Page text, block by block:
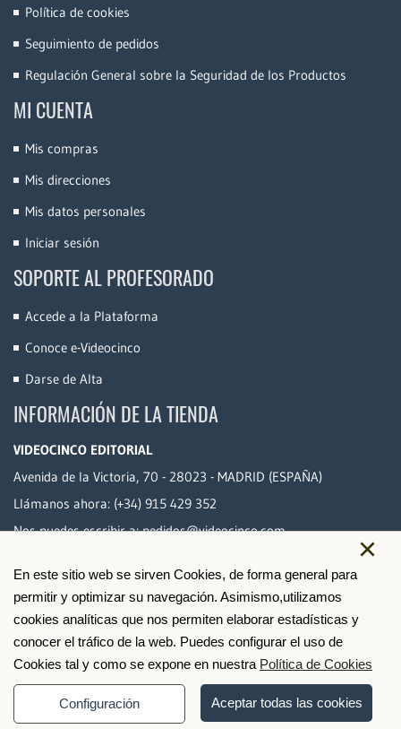
×
En este sitio web se sirven Cookies, de forma general para
permitir y optimizar su navegación. Asimismo,utilizamos
cookies analíticas que nos permiten elaborar estadísticas y
conocer el tráfico de la web. Puedes configurar el uso de
Cookies tal y como se expone en nuestra Política de Cookies
Configuración Aceptar todas las cookies
Política de cookies
Seguimiento de pedidos
Regulación General sobre la Seguridad de los Productos
MI CUENTA
Mis compras
Mis direcciones
Mis datos personales
Iniciar sesión
SOPORTE AL PROFESORADO
Accede a la Plataforma
Conoce e-Videocinco
Darse de Alta
INFORMACIÓN DE LA TIENDA
VIDEOCINCO EDITORIAL
Avenida de la Victoria, 70 - 28023 - MADRID (ESPAÑA)
Llámanos ahora: (+34) 915 429 352
Nos puedes escribir a:pedidos@videocinco.com
PAGO SEGURO